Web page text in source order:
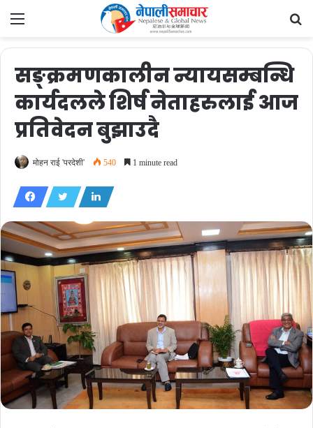
Menu
सङ्क्रमणकालीन न्यायसम्बन्धि
कार्यदलले शिर्ष नेताहरुलाई आज
प्रतिवेदन बुझाउदै
मोहन राई 'परदेशी' 540 1 minute read